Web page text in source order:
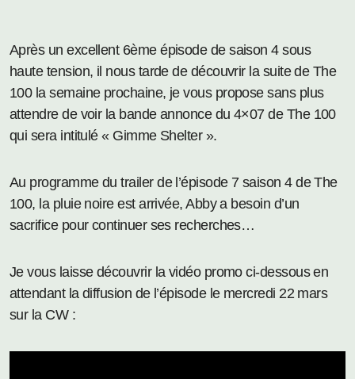
Après un excellent 6ème épisode de saison 4 sous
haute tension, il nous tarde de découvrir la suite de The
100 la semaine prochaine, je vous propose sans plus
attendre de voir la bande annonce du 4×07 de The 100
qui sera intitulé « Gimme Shelter ».
Au programme du trailer de l’épisode 7 saison 4 de The
100, la pluie noire est arrivée, Abby a besoin d’un
sacrifice pour continuer ses recherches…
Je vous laisse découvrir la vidéo promo ci-dessous en
attendant la diffusion de l’épisode le mercredi 22 mars
sur la CW :